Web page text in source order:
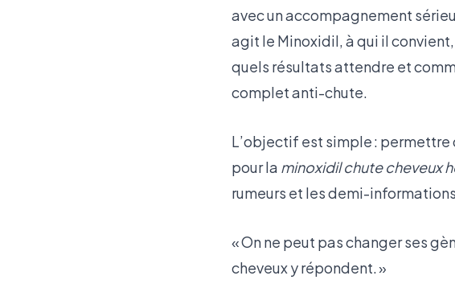
avec un accompagnement
agit le Minoxidil, à qui il
quels résultats attendre et
complet anti-chute.
L’objectif est simple :
pour la minoxidil chute cheveux
rumeurs et les demi-
« On ne peut pas changer ses
cheveux y répondent. »